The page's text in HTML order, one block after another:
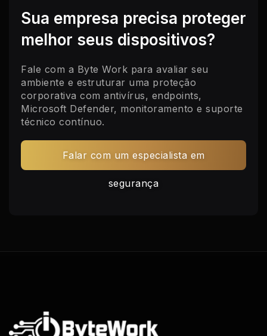
Sua empresa precisa proteger
melhor seus dispositivos?
Fale com a Byte Work para avaliar seu
ambiente e estruturar uma proteção
corporativa com antivírus, endpoints,
Microsoft Defender, monitoramento e suporte
técnico contínuo.
Falar com um especialista em
segurança